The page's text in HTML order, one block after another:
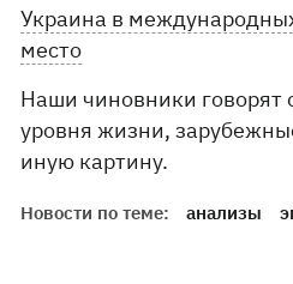
Украина в
место
Наши чиновники говорят
уровня жизни,
иную картину.
Новости по теме: анализы